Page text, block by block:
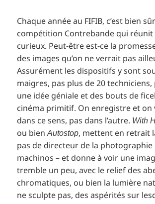
Chaque année au FIFIB, c’est bien
compétition Contrebande qui réunit
curieux. Peut-être est-ce la
des images qu’on ne verrait pas
Assurément les dispositifs y sont
maigres, pas plus de 20 techniciens,
une idée géniale et des bouts de
cinéma primitif. On enregistre et on
dans ce sens, pas dans l’autre. With
ou bienAutostop, mettent en retrait
pas de directeur de la photographie
machinos – et donne à voir une
tremble un peu, avec le relief des
chromatiques, ou bien la lumière
ne sculpte pas, des aspérités sur